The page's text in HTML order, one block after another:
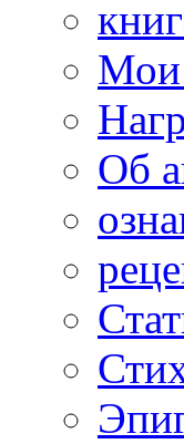
Мои
Об